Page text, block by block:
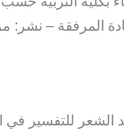
المرفقة –
للتفسير في